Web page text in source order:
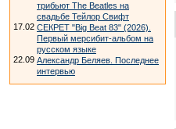
трибьют The Beatles на
свадьбе Тейлор Свифт
17.02 СЕКРЕТ "Big Beat 83" (2026).
Первый мерсибит-альбом на
русском языке
22.09 Александр Беляев. Последнее
интервью